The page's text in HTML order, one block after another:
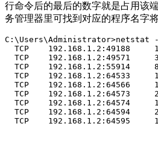
行命令后的最后的数字就是占用该
务管理器里可找到对应的程序名字
C:\Users\Administrator>netstat
TCP    192.168.1.2:49188
TCP    192.168.1.2:49571
TCP    192.168.1.2:55914
TCP    192.168.1.2:64533
TCP    192.168.1.2:64566
TCP    192.168.1.2:64573
TCP    192.168.1.2:64574
TCP    192.168.1.2:64594
TCP    192.168.1.2:64595